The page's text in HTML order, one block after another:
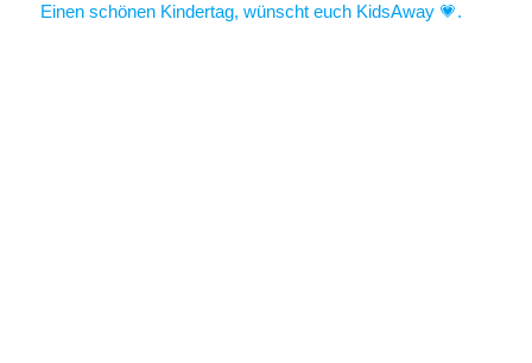
Einen schönen Kindertag, wünscht euch KidsAway 💗.